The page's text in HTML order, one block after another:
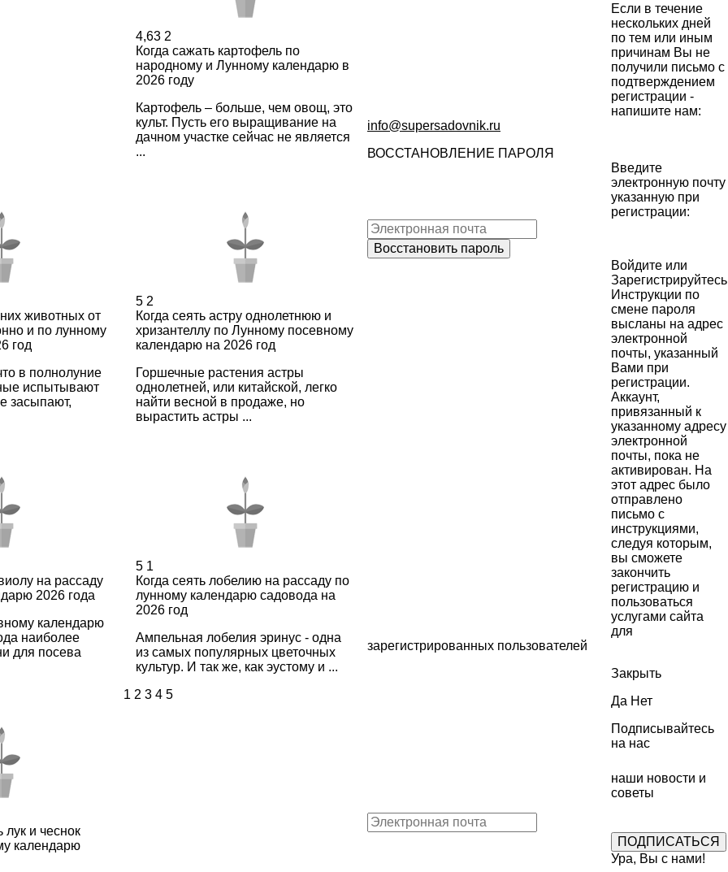
4,63 2
Когда сажать картофель по
народному и Лунному календарю в
2026 году
Картофель – больше, чем овощ, это
культ. Пусть его выращивание на
дачном участке сейчас не является
...
животных от
и по лунному
год
в полнолуние
испытывают
засыпают,
5 2
Когда сеять астру однолетнюю и
хризантеллу по Лунному посевному
календарю на 2026 год
Горшечные растения астры
однолетней, или китайской, легко
найти весной в продаже, но
вырастить астры ...
на рассаду
2026 года
календарю
наиболее
для посева
5 1
Когда сеять лобелию на рассаду по
лунному календарю садовода на
2026 год
Ампельная лобелия эринус - одна
из самых популярных цветочных
культур. И так же, как эустому и ...
лук и чеснок
календарю
1 2 3 4 5
Если в течение
нескольких дней
по тем или иным
причинам Вы не
получили письмо с
подтверждением
регистрации -
напишите нам:
info@supersadovnik.ru
ВОССТАНОВЛЕНИЕ ПАРОЛЯ
Введите
электронную почту
указанную при
регистрации:
Войдите или
Зарегистрируйтесь
Инструкции по
смене пароля
высланы на адрес
электронной
почты, указанный
Вами при
регистрации.
Аккаунт,
привязанный к
указанному адресу
электронной
почты, пока не
активирован. На
этот адрес было
отправлено
письмо с
инструкциями,
следуя которым,
вы сможете
закончить
регистрацию и
пользоваться
услугами сайта
для
зарегистрированных пользователей
Закрыть
Да Нет
Подписывайтесь
на нас
наши новости и
советы
Ура, Вы с нами!